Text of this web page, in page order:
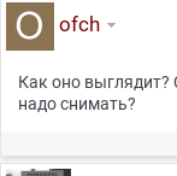
ofch
Как оно выглядит?
надо снимать?